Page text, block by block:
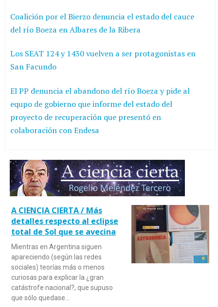
Coalición por el Bierzo denuncia el estado del cauce
del río Boeza en Albares de la Ribera
Los SEAT 124 y 1430 vuelven a ser protagonistas en
San Facundo
El PP denuncia el abandono del río Boeza y pide al
equpo de gobierno que informe del estado del
proyecto de recuperación que presentó en
colaboración con Endesa
A CIENCIA CIERTA / Más
detalles respecto al eclipse
total de Sol que se avecina
Mientras en Argentina siguen
apareciendo (según las redes
sociales) teorías más o menos
curiosas para explicar la ¿gran
catástrofe nacional?, que supuso
que sólo quedase…